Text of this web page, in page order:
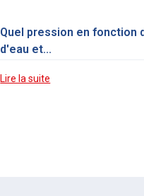
Quel pression en fonction
d'eau et...
Lire la suite